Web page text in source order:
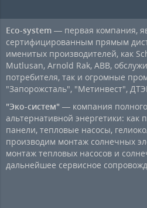
Eco-system — первая компания,
сертифицированным прямым
именитых производителей, как
Mutlusan, Arnold Rak, ABB,
потребителя, так и огромные
"Запорожсталь", "Метинвест",
"Эко-систем" — компания
альтернативной энергетики: как
панели, тепловые насосы,
производим монтаж солнечных
монтаж тепловых насосов и
дальнейшее сервисное